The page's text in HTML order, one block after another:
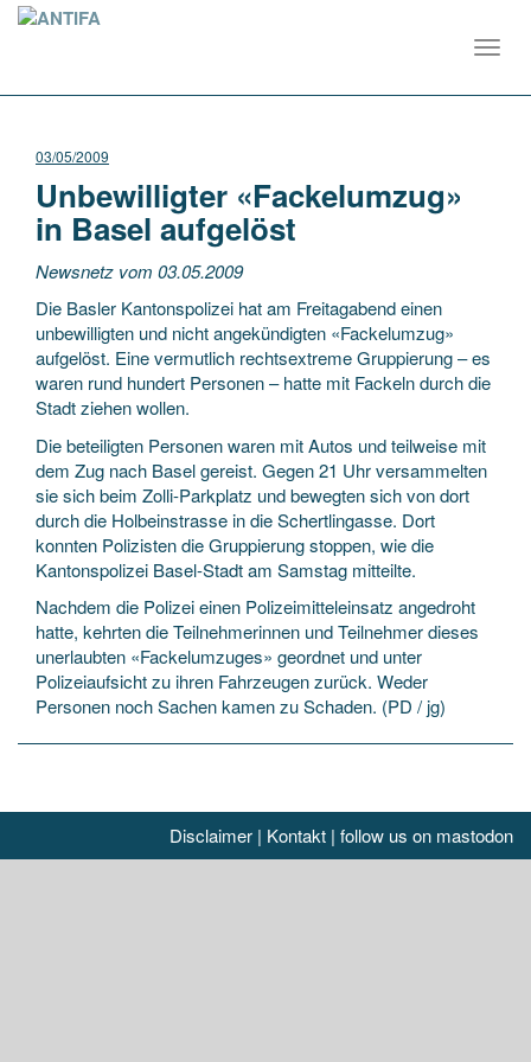
03/05/2009
Unbewilligter «Fackelumzug»
in Basel aufgelöst
Newsnetz vom 03.05.2009
Die Basler Kantonspolizei hat am Freitagabend einen
unbewilligten und nicht angekündigten «Fackelumzug»
aufgelöst. Eine vermutlich rechtsextreme Gruppierung – es
waren rund hundert Personen – hatte mit Fackeln durch die
Stadt ziehen wollen.
Die beteiligten Personen waren mit Autos und teilweise mit
dem Zug nach Basel gereist. Gegen 21 Uhr versammelten
sie sich beim Zolli-Parkplatz und bewegten sich von dort
durch die Holbeinstrasse in die Schertlingasse. Dort
konnten Polizisten die Gruppierung stoppen, wie die
Kantonspolizei Basel-Stadt am Samstag mitteilte.
Nachdem die Polizei einen Polizeimitteleinsatz angedroht
hatte, kehrten die Teilnehmerinnen und Teilnehmer dieses
unerlaubten «Fackelumzuges» geordnet und unter
Polizeiaufsicht zu ihren Fahrzeugen zurück. Weder
Personen noch Sachen kamen zu Schaden. (PD / jg)
Disclaimer | Kontakt | follow us on mastodon